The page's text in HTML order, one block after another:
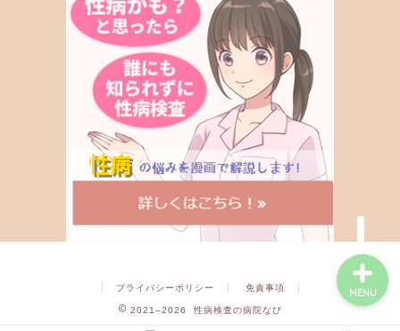
プライバシーポリシー 免責事項
2021–2026 性病検査の病院なび
MENU
症状から調べる
行為から調べる
性病検査キットを探す
性病の薬・抗生物質を探